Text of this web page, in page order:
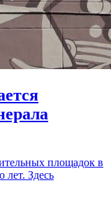
площадок в
лет. Здесь